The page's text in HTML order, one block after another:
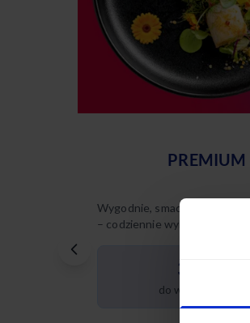
PREMIUM
Wygodnie, smacznie, na
– codziennie wybierasz
35 dań
do wyboru dziennie